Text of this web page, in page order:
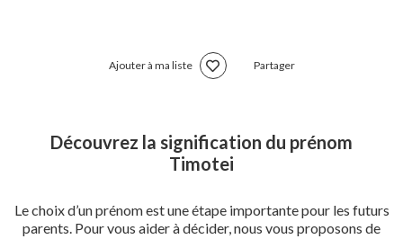
Ajouter à ma liste Partager
Découvrez la signification du prénom
Timotei
Le choix d’un prénom est une étape importante pour les futurs
parents. Pour vous aider à décider, nous vous proposons de